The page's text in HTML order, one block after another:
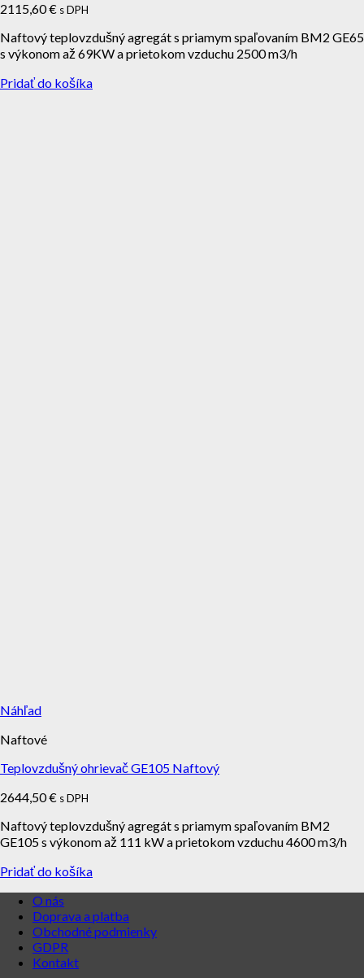
2115,60€ s DPH
Naftový teplovzdušný agregát s priamym spaľovaním BM2 GE65
s výkonom až 69KW a prietokom vzduchu 2500 m3/h
Pridať do košíka
Náhľad
Naftové
Teplovzdušný ohrievač GE105 Naftový
2644,50€ s DPH
Naftový teplovzdušný agregát s priamym spaľovaním BM2
GE105 s výkonom až 111 kW a prietokom vzduchu 4600 m3/h
Pridať do košíka
O nás
Doprava a platba
Obchodné podmienky
GDPR
Kontakt